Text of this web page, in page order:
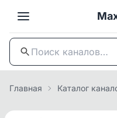
Главная Каталог